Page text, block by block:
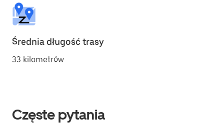
Średnia długość trasy
33 kilometrów
Częste pytania